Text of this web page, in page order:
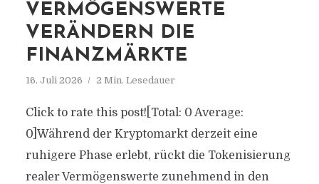
VERMÖGENSWERTE
VERÄNDERN DIE
FINANZMÄRKTE
16. Juli 2026 2 Min. Lesedauer
Click to rate this post![Total: 0 Average:
0]Während der Kryptomarkt derzeit eine
ruhigere Phase erlebt, rückt die Tokenisierung
realer Vermögenswerte zunehmend in den